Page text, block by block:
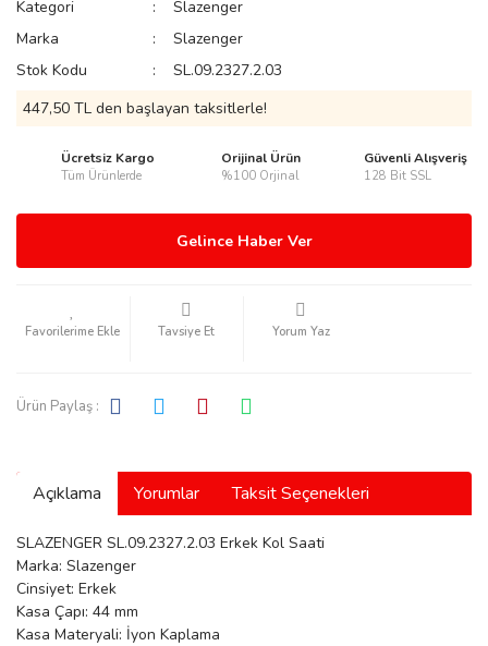
Kategori
Slazenger
Marka
Slazenger
Stok Kodu
SL.09.2327.2.03
447,50 TL den başlayan taksitlerle!
Ücretsiz Kargo
Tüm Ürünlerde
Orijinal Ürün
%100 Orjinal
Güvenli Alışveriş
128 Bit SSL
Gelince Haber Ver
Tavsiye Et Yorum Yaz
Ürün Paylaş :
Açıklama Yorumlar Taksit Seçenekleri
SLAZENGER SL.09.2327.2.03 Erkek Kol Saati
Marka: Slazenger
Cinsiyet: Erkek
Kasa Çapı: 44 mm
Kasa Materyali: İyon Kaplama